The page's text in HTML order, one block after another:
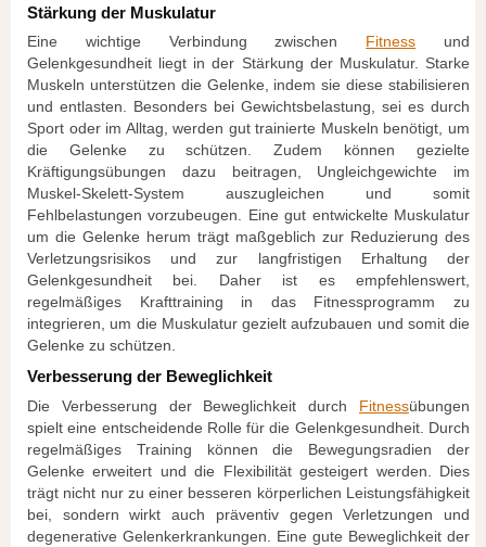
Stärkung der Muskulatur
Eine wichtige Verbindung zwischen Fitness und
Gelenkgesundheit liegt in der Stärkung der Muskulatur. Starke
Muskeln unterstützen die Gelenke, indem sie diese stabilisieren
und entlasten. Besonders bei Gewichtsbelastung, sei es durch
Sport oder im Alltag, werden gut trainierte Muskeln benötigt, um
die Gelenke zu schützen. Zudem können gezielte
Kräftigungsübungen dazu beitragen, Ungleichgewichte im
Muskel-Skelett-System auszugleichen und somit
Fehlbelastungen vorzubeugen. Eine gut entwickelte Muskulatur
um die Gelenke herum trägt maßgeblich zur Reduzierung des
Verletzungsrisikos und zur langfristigen Erhaltung der
Gelenkgesundheit bei. Daher ist es empfehlenswert,
regelmäßiges Krafttraining in das Fitnessprogramm zu
integrieren, um die Muskulatur gezielt aufzubauen und somit die
Gelenke zu schützen.
Verbesserung der Beweglichkeit
Die Verbesserung der Beweglichkeit durch Fitnessübungen
spielt eine entscheidende Rolle für die Gelenkgesundheit. Durch
regelmäßiges Training können die Bewegungsradien der
Gelenke erweitert und die Flexibilität gesteigert werden. Dies
trägt nicht nur zu einer besseren körperlichen Leistungsfähigkeit
bei, sondern wirkt auch präventiv gegen Verletzungen und
degenerative Gelenkerkrankungen. Eine gute Beweglichkeit der